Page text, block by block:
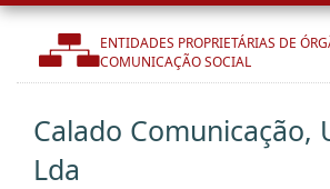
ENTIDADES PROPRIETÁRIAS DE
COMUNICAÇÃO SOCIAL
Calado Comunicação,
Lda